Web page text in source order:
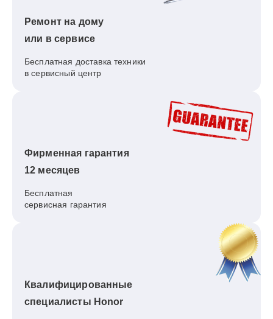
Ремонт на дому
или в сервисе
Бесплатная доставка техники
в сервисный центр
Фирменная гарантия
12 месяцев
Бесплатная
сервисная гарантия
Квалифицированные
специалисты Honor